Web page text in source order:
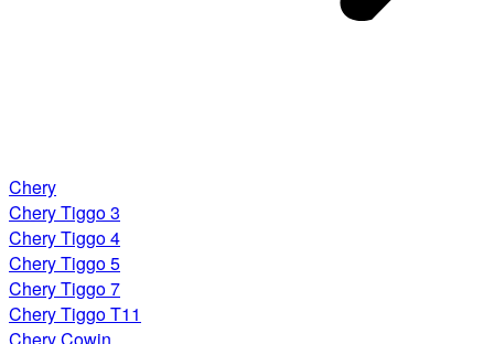
Chery
Chery Tiggo 3
Chery Tiggo 4
Chery Tiggo 5
Chery Tiggo 7
Chery Tiggo T11